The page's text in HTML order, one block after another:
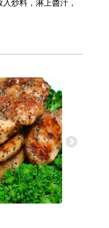
炒料，淋上醬汁，